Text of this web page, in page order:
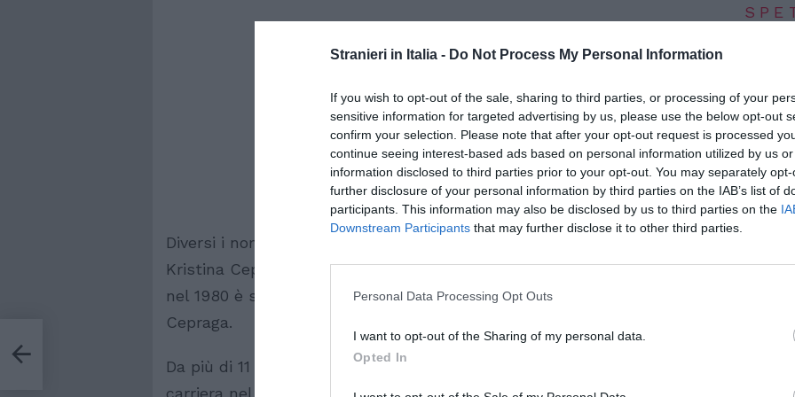
Stranieri in Italia - Do Not Process My Personal Information
If you wish to opt-out of the sale, sharing to third parties, or processing of your
sensitive information for targeted advertising by us, please use the below opt-out
confirm your selection. Please note that after your opt-out request is processed
continue seeing interest-based ads based on personal information utilized by us
information disclosed to third parties prior to your opt-out. You may separately
further disclosure of your personal information by third parties on the IAB’s list of
participants. This information may also be disclosed by us to third parties on the
Downstream Participants that may further disclose it to other third parties.
Personal Data Processing Opt Outs
I want to opt-out of the Sharing of my personal data.
Opted In
Diversi i nomi, la stessa donna, la stessa attrice, la stessa artista!
Kristina Cepraga, è un’attrice cinematografica romena, nata a Bucarest
nel 1980 è stata talvolta accreditata come Cristina Cepraga e Kitty
Cepraga.
Da più di 11 anni, la Cepraga vive in Italia, dove ha continuato la sua
Laura
con i
4